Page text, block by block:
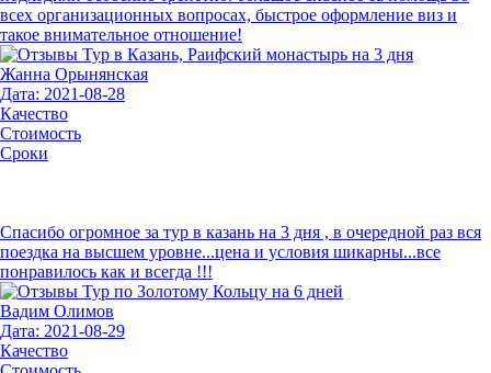
всех организационных вопросах, быстрое оформление виз и
такое внимательное отношение!
Жанна Орынянская
Дата: 2021-08-28
Качество
Стоимость
Сроки
Спасибо огромное за тур в казань на 3 дня , в очередной раз вся
поездка на высшем уровне...цена и условия шикарны...все
понравилось как и всегда !!!
Вадим Олимов
Дата: 2021-08-29
Качество